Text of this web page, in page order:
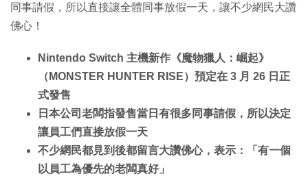
同事請假，所以直接讓全體同事放假一天，讓不少網民大讚
佛心！
Nintendo Switch 主機新作《魔物獵人：崛起》
（MONSTER HUNTER RISE）預定在 3 月 26 日正
式發售
日本公司老闆指發售當日有很多同事請假，所以決定
讓員工們直接放假一天
不少網民都見到後都留言大讚佛心，表示：「有一個
以員工為優先的老闆真好」